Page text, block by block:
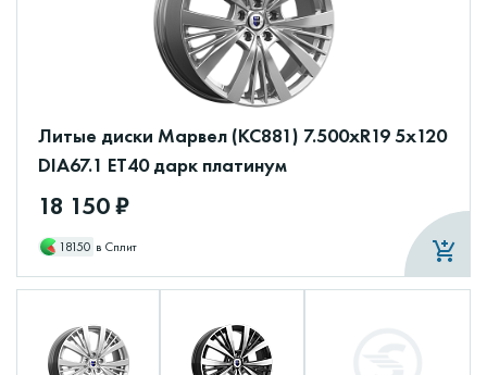
Литые диски Марвел (КС881) 7.500xR19 5x120
DIA67.1 ET40 дарк платинум
18 150 ₽
18150 в Сплит